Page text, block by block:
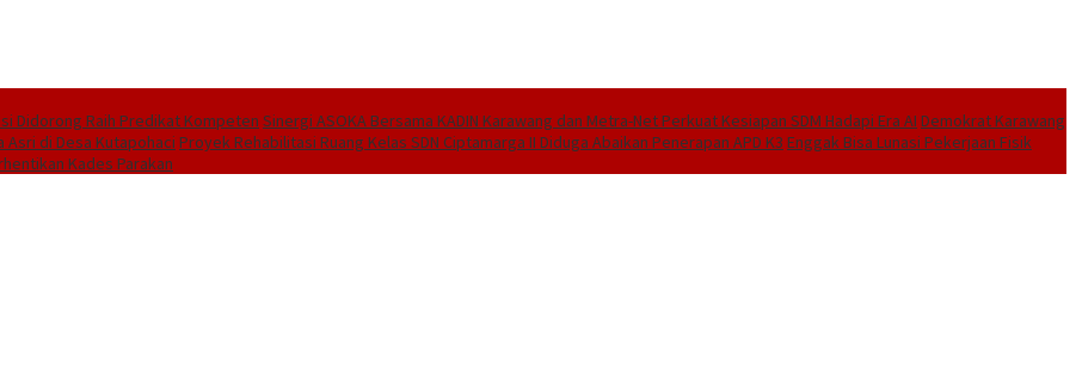
Didorong Raih Predikat Kompeten Sinergi ASOKA Bersama KADIN Karawang dan Metra-Net Perkuat Kesiapan SDM Hadapi Era AI Demokrat Karawang
Asri di Desa Kutapohaci Proyek Rehabilitasi Ruang Kelas SDN Ciptamarga II Diduga Abaikan Penerapan APD K3 Enggak Bisa Lunasi Pekerjaan Fisik
Kades Parakan